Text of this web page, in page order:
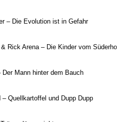
– Die Evolution ist in Gefahr
Rick Arena – Die Kinder vom
Der Mann hinter dem Bauch
– Quellkartoffel und Dupp Dupp